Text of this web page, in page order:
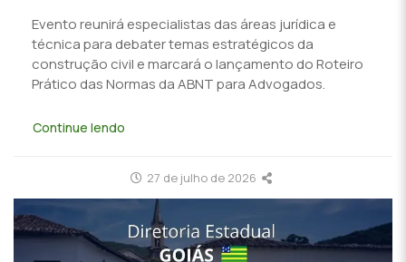
Evento reunirá especialistas das áreas jurídica e
técnica para debater temas estratégicos da
construção civil e marcará o lançamento do Roteiro
Prático das Normas da ABNT para Advogados.
Continue lendo
27 de julho de 2026